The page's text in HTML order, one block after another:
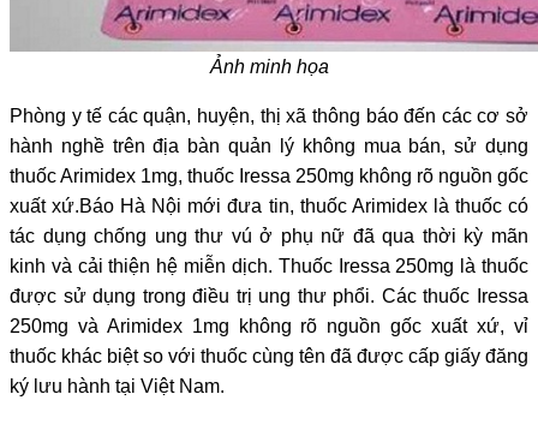
Ảnh minh họa
Phòng y tế các quận, huyện, thị xã thông báo đến các cơ sở
hành nghề trên địa bàn quản lý không mua bán, sử dụng
thuốc Arimidex 1mg, thuốc Iressa 250mg không rõ nguồn gốc
xuất xứ.Báo Hà Nội mới đưa tin, thuốc Arimidex là thuốc có
tác dụng chống ung thư vú ở phụ nữ đã qua thời kỳ mãn
kinh và cải thiện hệ miễn dịch. Thuốc Iressa 250mg là thuốc
được sử dụng trong điều trị ung thư phổi. Các thuốc Iressa
250mg và Arimidex 1mg không rõ nguồn gốc xuất xứ, vỉ
thuốc khác biệt so với thuốc cùng tên đã được cấp giấy đăng
ký lưu hành tại Việt Nam.